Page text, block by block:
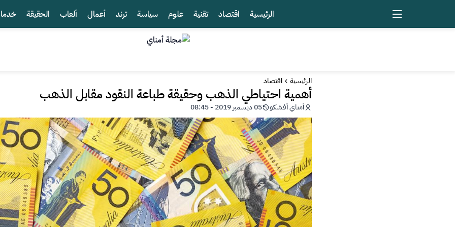
الرئيسية اقتصاد تقنية علوم سياسة ترند أعمال ألعاب الحقيقة
الرئيسية اقتصاد
أهمية احتياطي الذهب وحقيقة طباعة النقود مقابل الذهب
أمناي أفشكو 05 ديسمبر 2019 - 08:45